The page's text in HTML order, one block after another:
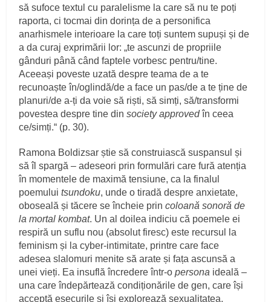
să sufoce textul cu paralelisme la care să nu te poți
raporta, ci tocmai din dorința de a personifica
anarhismele interioare la care toți suntem supuși și de
a da curaj exprimării lor: „te ascunzi de propriile
gânduri până când faptele vorbesc pentru/tine.
Aceeași poveste uzată despre teama de a te
recunoaște în/oglindă/de a face un pas/de a te ține de
planuri/de a-ți da voie să riști, să simți, să/transformi
povestea despre tine dinsociety approvedîn ceea
ce/simți.“ (p. 30).
Ramona Boldizsar știe să construiască suspansul și
să îl spargă – adeseori prin formulări care fură atenția
în momentele de maximă tensiune, ca la finalul
poemuluitsundoku, unde o tiradă despre anxietate,
oboseală și tăcere se încheie princoloană sonoră de
la mortal kombat. Un al doilea indiciu că poemele ei
respiră un suflu nou (absolut firesc) este recursul la
feminism și la cyber-intimitate, printre care face
adesea slalomuri menite să arate și fața ascunsă a
unei vieți. Ea insuflă încredere într-opersona ideală –
una care îndepărtează condiționările de gen, care își
acceptă eșecurile și își explorează sexualitatea,